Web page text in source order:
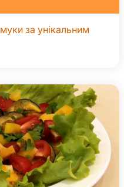
за унікальним